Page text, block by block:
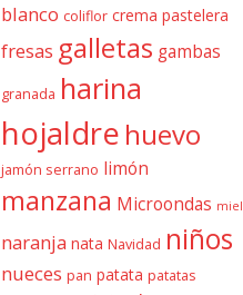
blanco coliflor crema pastelera
fresas galletas gambas
granada harina
hojaldre huevo
jamón serrano limón
manzana Microondas miel
naranja nata Navidad niños
nueces pan patata patatas